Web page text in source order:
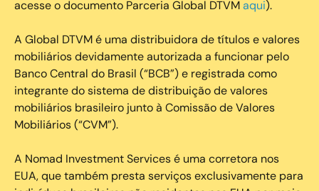
acesse o documento Parceria Global DTVMaqui).
A Global DTVM é uma distribuidora de títulos e valores
mobiliários devidamente autorizada a funcionar pelo
Banco Central do Brasil (“BCB”) e registrada como
integrante do sistema de distribuição de valores
mobiliários brasileiro junto à Comissão de Valores
Mobiliários (“CVM”).
‍A Nomad Investment Services é uma corretora nos
EUA, que também presta serviços exclusivamente para